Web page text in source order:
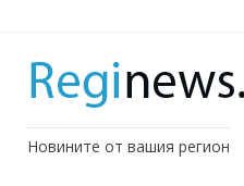
Новините от вашия регион